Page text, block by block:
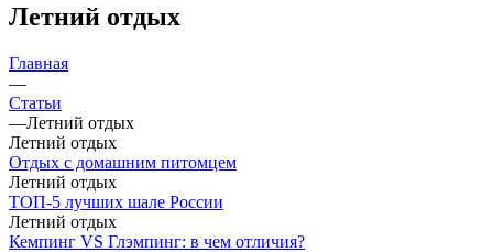
Летний отдых
Главная
—
Статьи
—Летний отдых
Летний отдых
Отдых с домашним питомцем
Летний отдых
ТОП-5 лучших шале России
Летний отдых
Кемпинг VS Глэмпинг: в чем отличия?